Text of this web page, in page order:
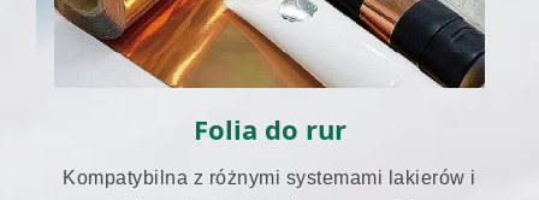
Folia do rur
Kompatybilna z różnymi systemami lakierów i